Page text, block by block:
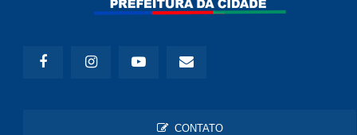
CONTATO